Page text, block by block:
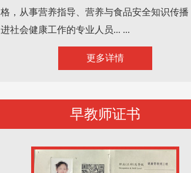
格，从事营养指导、营养与食品安全知识传播
进社会健康工作的专业人员... ...
更多详情
早教师证书